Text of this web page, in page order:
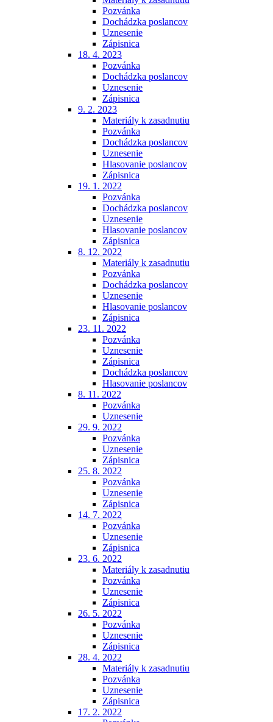
Pozvánka
Dochádzka poslancov
Uznesenie
Zápisnica
18. 4. 2023
Pozvánka
Dochádzka poslancov
Uznesenie
Zápisnica
9. 2. 2023
Materiály k zasadnutiu
Pozvánka
Dochádzka poslancov
Uznesenie
Hlasovanie poslancov
Zápisnica
19. 1. 2022
Pozvánka
Dochádzka poslancov
Uznesenie
Hlasovanie poslancov
Zápisnica
8. 12. 2022
Materiály k zasadnutiu
Pozvánka
Dochádzka poslancov
Uznesenie
Hlasovanie poslancov
Zápisnica
23. 11. 2022
Pozvánka
Uznesenie
Zápisnica
Dochádzka poslancov
Hlasovanie poslancov
8. 11. 2022
Pozvánka
Uznesenie
29. 9. 2022
Pozvánka
Uznesenie
Zápisnica
25. 8. 2022
Pozvánka
Uznesenie
Zápisnica
14. 7. 2022
Pozvánka
Uznesenie
Zápisnica
23. 6. 2022
Materiály k zasadnutiu
Pozvánka
Uznesenie
Zápisnica
26. 5. 2022
Pozvánka
Uznesenie
Zápisnica
28. 4. 2022
Materiály k zasadnutiu
Pozvánka
Uznesenie
Zápisnica
17. 2. 2022